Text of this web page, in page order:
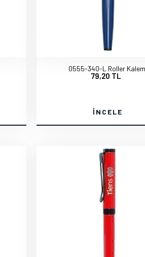
0555-340-L Roller Kalem
79,20 TL
İNCELE